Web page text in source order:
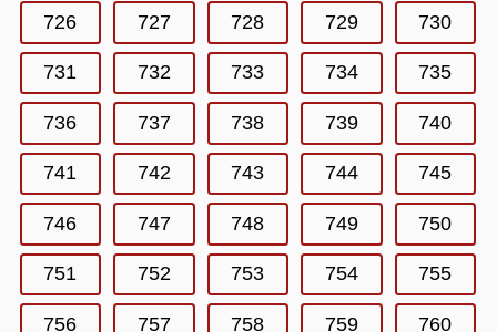
726 727 728 729 730
731 732 733 734 735
736 737 738 739 740
741 742 743 744 745
746 747 748 749 750
751 752 753 754 755
756 757 758 759 760